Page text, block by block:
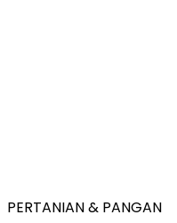
PERTANIAN & PANGAN